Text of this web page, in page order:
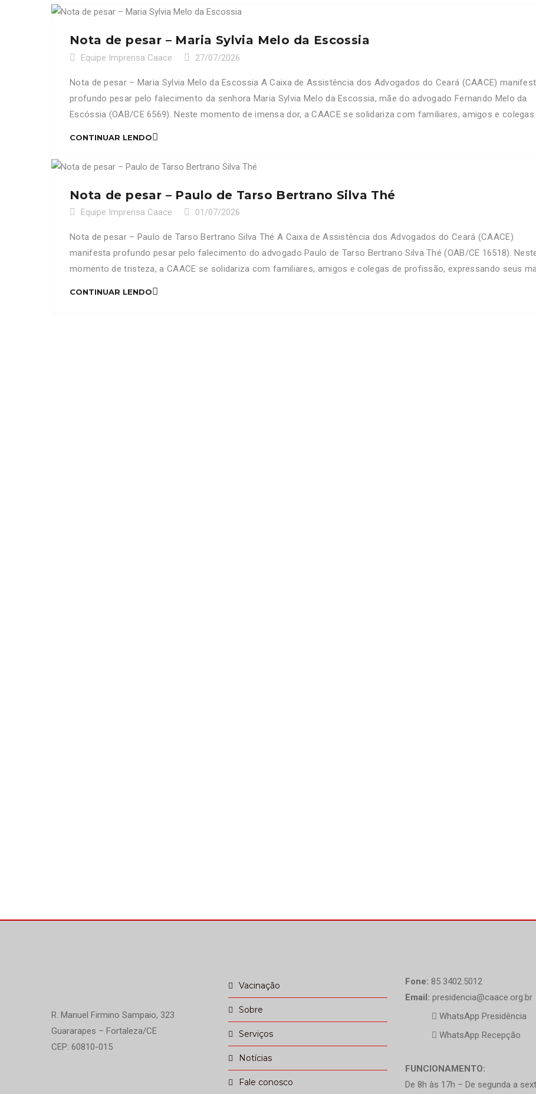
Nota de pesar – Maria Sylvia Melo da Escossia
Equipe Imprensa Caace 27/07/2026
Nota de pesar – Maria Sylvia Melo da Escossia A Caixa de Assistência dos Advogados do Ceará (CAACE)
profundo pesar pelo falecimento da senhora Maria Sylvia Melo da Escossia, mãe do advogado Fernando Melo da
Escóssia (OAB/CE 6569). Neste momento de imensa dor, a CAACE se solidariza com familiares, amigos e colegas
CONTINUAR LENDO
Nota de pesar – Paulo de Tarso Bertrano Silva Thé
Equipe Imprensa Caace 01/07/2026
Nota de pesar – Paulo de Tarso Bertrano Silva Thé A Caixa de Assistência dos Advogados do Ceará (CAACE)
manifesta profundo pesar pelo falecimento do advogado Paulo de Tarso Bertrano Silva Thé (OAB/CE 16518).
momento de tristeza, a CAACE se solidariza com familiares, amigos e colegas de profissão, expressando seus
CONTINUAR LENDO
R. Manuel Firmino Sampaio, 323
Guararapes – Fortaleza/CE
CEP: 60810-015
Vacinação
Sobre
Serviços
Notícias
Fale conosco
Fone: 85 3402.5012
Email: presidencia@caace.org.br
WhatsApp Presidência
WhatsApp Recepção
FUNCIONAMENTO:
De 8h às 17h – De segunda a